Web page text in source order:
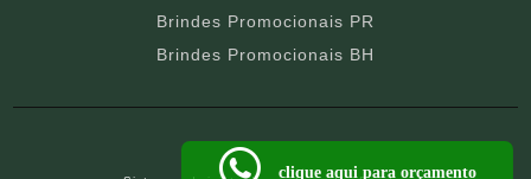
Brindes Promocionais PR
Brindes Promocionais BH
clique aqui para orçamento